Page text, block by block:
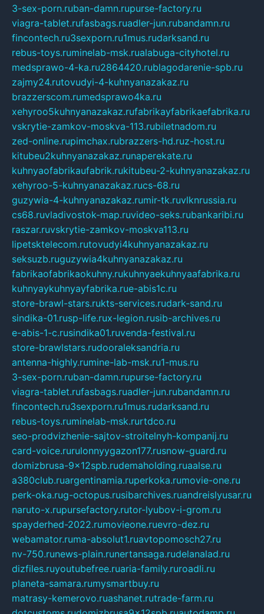
3-sex-porn.ruban-damn.rupurse-factory.ru
viagra-tablet.rufasbags.ruadler-jun.rubandamn.ru
fincontech.ru3sexporn.ru1mus.rudarksand.ru
rebus-toys.ruminelab-msk.rualabuga-cityhotel.ru
medsprawo-4-ka.ru2864420.rublagodarenie-spb.ru
zajmy24.rutovudyi-4-kuhnyanazakaz.ru
brazzerscom.rumedsprawo4ka.ru
xehyroo5kuhnyanazakaz.rufabrikayfabrikaefabrika.ru
vskrytie-zamkov-moskva-113.rubiletnadom.ru
zed-online.rupimchax.rubrazzers-hd.ruz-host.ru
kitubeu2kuhnyanazakaz.runaperekate.ru
kuhnyaofabrikaufabrik.rukitubeu-2-kuhnyanazakaz.ru
xehyroo-5-kuhnyanazakaz.rucs-68.ru
guzywia-4-kuhnyanazakaz.rumir-tk.ruvlknrussia.ru
cs68.ruvladivostok-map.ruvideo-seks.rubankaribi.ru
raszar.ruvskrytie-zamkov-moskva113.ru
lipetsktelecom.rutovudyi4kuhnyanazakaz.ru
seksuzb.ruguzywia4kuhnyanazakaz.ru
fabrikaofabrikaokuhny.rukuhnyaekuhnyaafabrika.ru
kuhnyaykuhnyayfabrika.rue-abis1c.ru
store-brawl-stars.rukts-services.rudark-sand.ru
sindika-01.rusp-life.rux-legion.rusib-archives.ru
e-abis-1-c.rusindika01.ruvenda-festival.ru
store-brawlstars.rudooraleksandria.ru
antenna-highly.rumine-lab-msk.ru1-mus.ru
3-sex-porn.ruban-damn.rupurse-factory.ru
viagra-tablet.rufasbags.ruadler-jun.rubandamn.ru
fincontech.ru3sexporn.ru1mus.rudarksand.ru
rebus-toys.ruminelab-msk.rurtdco.ru
seo-prodvizhenie-sajtov-stroitelnyh-kompanij.ru
card-voice.rurulonnyygazon177.rusnow-guard.ru
domizbrusa-9x12spb.rudemaholding.ruaalse.ru
a380club.ruargentinamia.ruperkoka.rumovie-one.ru
perk-oka.rug-octopus.rusibarchives.ruandreislyusar.ru
naruto-x.rupursefactory.rutor-lyubov-i-grom.ru
spayderhed-2022.rumovieone.ruevro-dez.ru
webamator.ruma-absolut1.ruavtopomosch27.ru
nv-750.runews-plain.runertansaga.rudelanalad.ru
dizfiles.ruyoutubefree.ruaria-family.ruroadli.ru
planeta-samara.rumysmartbuy.ru
matrasy-kemerovo.ruashanet.rutrade-farm.ru